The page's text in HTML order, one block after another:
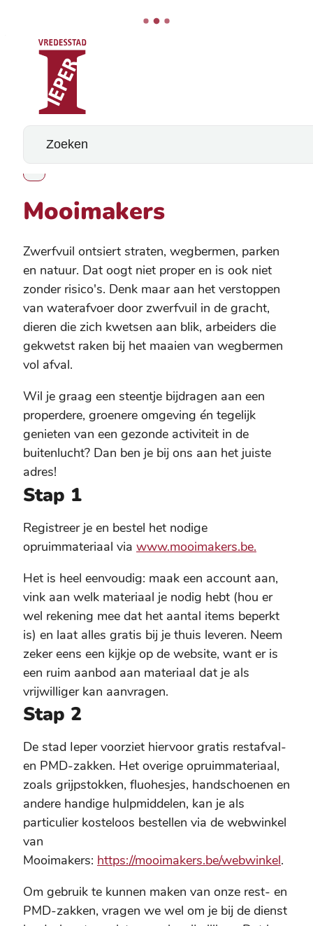
Naar inhoud
Stad Ieper
Wat zoek je?
Toon alle broodkruimel items
Mooimakers
Zwerfvuil ontsiert straten, wegbermen, parken
en natuur. Dat oogt niet proper en is ook niet
zonder risico's. Denk maar aan het verstoppen
van waterafvoer door zwerfvuil in de gracht,
dieren die zich kwetsen aan blik, arbeiders die
gekwetst raken bij het maaien van wegbermen
vol afval.
Wil je graag een steentje bijdragen aan een
properdere, groenere omgeving én tegelijk
genieten van een gezonde activiteit in de
buitenlucht? Dan ben je bij ons aan het juiste
adres!
Stap 1
Registreer je en bestel het nodige
opruimmateriaal via www.mooimakers.be.
Het is heel eenvoudig: maak een account aan,
vink aan welk materiaal je nodig hebt (hou er
wel rekening mee dat het aantal items beperkt
is) en laat alles gratis bij je thuis leveren. Neem
zeker eens een kijkje op de website, want er is
een ruim aanbod aan materiaal dat je als
vrijwilliger kan aanvragen.
Stap 2
De stad Ieper voorziet hiervoor gratis restafval-
en PMD-zakken. Het overige opruimmateriaal,
zoals grijpstokken, fluohesjes, handschoenen en
andere handige hulpmiddelen, kan je als
particulier kosteloos bestellen via de webwinkel
van
Mooimakers: https://mooimakers.be/webwinkel.
Om gebruik te kunnen maken van onze rest- en
PMD-zakken, vragen we wel om je bij de dienst